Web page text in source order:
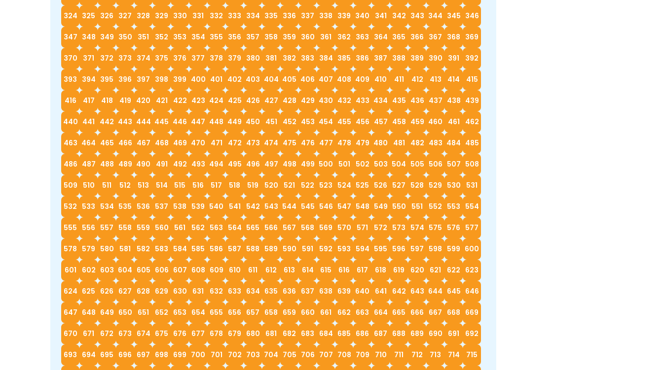
324 325 326 327 328 329 330 331 332 333 334 335 336 337 338 339 340 341 342 343 344 345 346
347 348 349 350 351 352 353 354 355 356 357 358 359 360 361 362 363 364 365 366 367 368 369
370 371 372 373 374 375 376 377 378 379 380 381 382 383 384 385 386 387 388 389 390 391 392
393 394 395 396 397 398 399 400 401 402 403 404 405 406 407 408 409 410 411 412 413 414 415
416 417 418 419 420 421 422 423 424 425 426 427 428 429 430 432 433 434 435 436 437 438 439
440 441 442 443 444 445 446 447 448 449 450 451 452 453 454 455 456 457 458 459 460 461 462
463 464 465 466 467 468 469 470 471 472 473 474 475 476 477 478 479 480 481 482 483 484 485
486 487 488 489 490 491 492 493 494 495 496 497 498 499 500 501 502 503 504 505 506 507 508
509 510 511 512 513 514 515 516 517 518 519 520 521 522 523 524 525 526 527 528 529 530 531
532 533 534 535 536 537 538 539 540 541 542 543 544 545 546 547 548 549 550 551 552 553 554
555 556 557 558 559 560 561 562 563 564 565 566 567 568 569 570 571 572 573 574 575 576 577
578 579 580 581 582 583 584 585 586 587 588 589 590 591 592 593 594 595 596 597 598 599 600
601 602 603 604 605 606 607 608 609 610 611 612 613 614 615 616 617 618 619 620 621 622 623
624 625 626 627 628 629 630 631 632 633 634 635 636 637 638 639 640 641 642 643 644 645 646
647 648 649 650 651 652 653 654 655 656 657 658 659 660 661 662 663 664 665 666 667 668 669
670 671 672 673 674 675 676 677 678 679 680 681 682 683 684 685 686 687 688 689 690 691 692
693 694 695 696 697 698 699 700 701 702 703 704 705 706 707 708 709 710 711 712 713 714 715